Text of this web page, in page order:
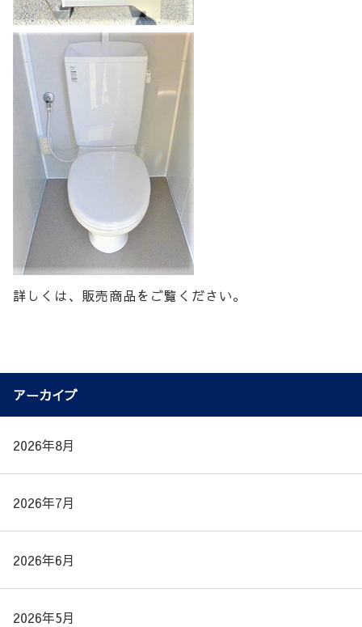
詳しくは、販売商品をご覧ください。
アーカイブ
2026年8月
2026年7月
2026年6月
2026年5月